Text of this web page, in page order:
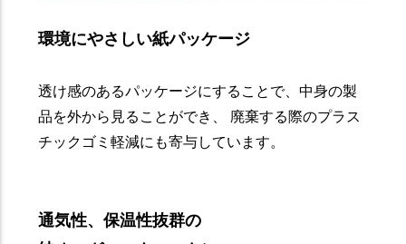
環境にやさしい紙パッケージ
透け感のあるパッケージにすることで、中身の製
品を外から見ることができ、 廃棄する際のプラス
チックゴミ軽減にも寄与しています。
通気性、保温性抜群の